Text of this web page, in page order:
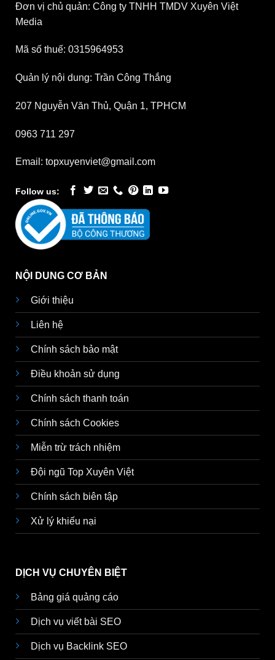
Đơn vị chủ quản: Công ty TNHH TMDV Xuyên Việt
Media
Mã số thuế: 0315964953
Quản lý nội dung: Trần Công Thắng
207 Nguyễn Văn Thủ, Quận 1, TPHCM
0963 711 297
Email: topxuyenviet@gmail.com
Follow us:
NỘI DUNG CƠ BẢN
Giới thiệu
Liên hệ
Chính sách bảo mật
Điều khoản sử dụng
Chính sách thanh toán
Chính sách Cookies
Miễn trừ trách nhiệm
Đội ngũ Top Xuyên Việt
Chính sách biên tập
Xử lý khiếu nại
DỊCH VỤ CHUYÊN BIỆT
Bảng giá quảng cáo
Dịch vụ viết bài SEO
Dịch vụ Backlink SEO